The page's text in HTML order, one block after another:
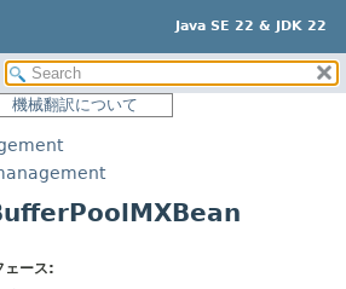
Java SE 22 & JDK 22
サマリー:
ネスト済
メソッド
機械翻訳について
ェース: